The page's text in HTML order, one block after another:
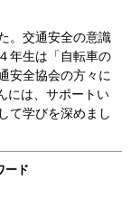
。交通安全の意識
年生は「自転車の
安全協会の方々に
には、サポートい
て学びを深めまし
ード